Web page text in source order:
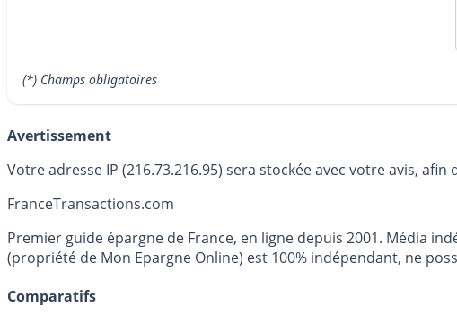
(*) Champs obligatoires
Avertissement
Votre adresse IP (216.73.216.95) sera stockée avec votre avis,
FranceTransactions.com
Premier guide épargne de France, en ligne depuis 2001. Média
(propriété de Mon Epargne Online) est 100% indépendant, ne
Comparatifs